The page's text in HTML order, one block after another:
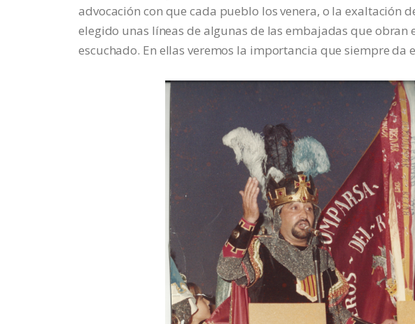
advocación con que cada pueblo los venera, o la exaltación
elegido unas líneas de algunas de las embajadas que obran
escuchado. En ellas veremos la importancia que siempre da